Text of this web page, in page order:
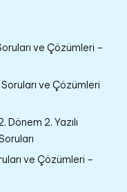
ve Çözümleri –
Soruları ve Çözümleri
Dönem 2. Yazılı
ve Çözümleri –